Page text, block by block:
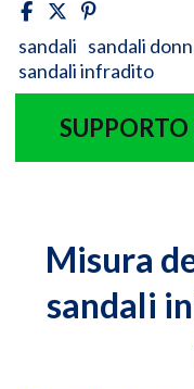
sandali sandali
sandali infradito
Misura
sandali